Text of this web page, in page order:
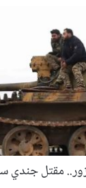
مقتل جندي